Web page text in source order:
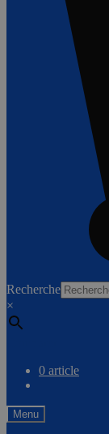
Recherche
×
0 article
Menu